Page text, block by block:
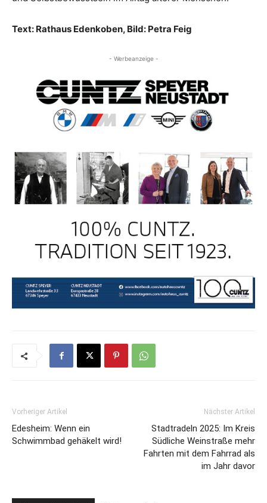
Text: Rathaus Edenkoben, Bild: Petra Feig
- Werbeanzeige -
Vorheriger Artikel
Edesheim: Wenn ein
Schwimmbad gehäkelt wird!
Nächster Artikel
Stadtradeln 2025: Im Kreis
Südliche Weinstraße mehr
Fahrten mit dem Fahrrad als
im Jahr davor